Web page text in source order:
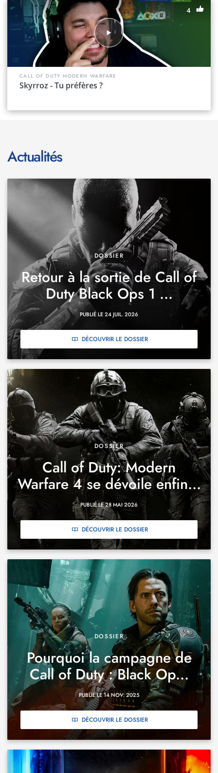
- Exclusivité Xbox LIVE® Apparence d'avatar CLAW et tenue
d'avatar zombie
*Objets d'avatar uniquement disponibles sur Xbox 360. Le
contenu sur les autres plateformes peut varier.
- Pièces de défis en édition limitée
- Bande-son officielle composée par Jack Wall incluant le
thème de Trent Reznor
4
CALL OF DUTY MODERN WARFARE
Skyrroz - Tu préfères ?
Actualités
DOSSIER
Retour à la sortie de Call of
Duty Black Ops 1 ...
PUBLIÉ LE 24 JUIL. 2026
DÉCOUVRIR LE DOSSIER
DOSSIER
Call of Duty: Modern
Warfare 4 se dévoile enfin...
PUBLIÉ LE 28 MAI 2026
DÉCOUVRIR LE DOSSIER
DOSSIER
Pourquoi la campagne de
Call of Duty : Black Op...
PUBLIÉ LE 14 NOV. 2025
DÉCOUVRIR LE DOSSIER